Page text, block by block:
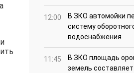
12:00
В ЗКО автомойки
систему
водоснабжения
11:45
В ЗКО площадь
земель